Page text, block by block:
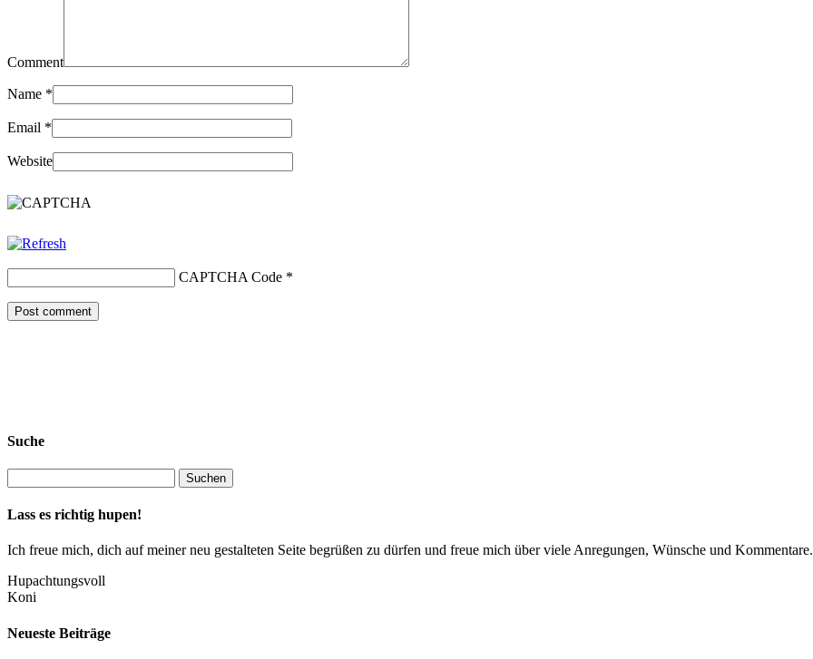
Comment
Name *
Email *
Website
CAPTCHA Code *
Suche
Lass es richtig hupen!
Ich freue mich, dich auf meiner neu gestalteten Seite begrüßen zu dürfen und freue mich über viele Anregungen, Wünsche und Kommentare.
Hupachtungsvoll
Koni
Neueste Beiträge